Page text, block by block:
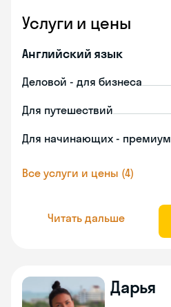
Услуги и цены
Английский язык
Деловой - для бизнеса
Для путешествий
Для начинающих - премиум
Все услуги и цены (4)
Читать дальше
Дарья